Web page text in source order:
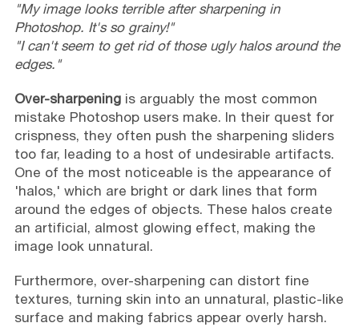
"My image looks terrible after sharpening in
Photoshop. It's so grainy!"
"I can't seem to get rid of those ugly halos around the
edges."
Over-sharpening is arguably the most common
mistake Photoshop users make. In their quest for
crispness, they often push the sharpening sliders
too far, leading to a host of undesirable artifacts.
One of the most noticeable is the appearance of
'halos,' which are bright or dark lines that form
around the edges of objects. These halos create
an artificial, almost glowing effect, making the
image look unnatural.
Furthermore, over-sharpening can distort fine
textures, turning skin into an unnatural, plastic-like
surface and making fabrics appear overly harsh.